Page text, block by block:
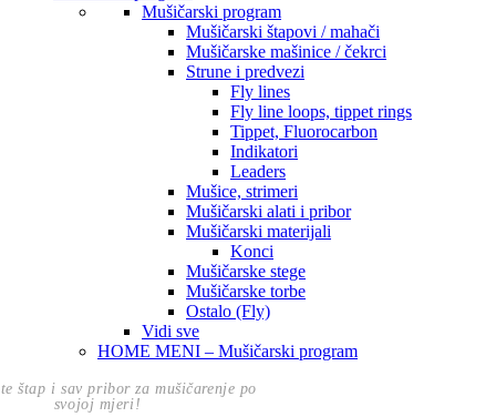
Mušičarski program
Mušičarski štapovi / mahači
Mušičarske mašinice / čekrci
Strune i predvezi
Fly lines
Fly line loops, tippet rings
Tippet, Fluorocarbon
Indikatori
Leaders
Mušice, strimeri
Mušičarski alati i pribor
Mušičarski materijali
Konci
Mušičarske stege
Mušičarske torbe
Ostalo (Fly)
Vidi sve
HOME MENI – Mušičarski program
štap i sav pribor za mušičarenje po
svojoj mjeri!